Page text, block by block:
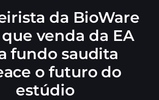
da BioWare
venda da EA
fundo saudita
o futuro do
estúdio